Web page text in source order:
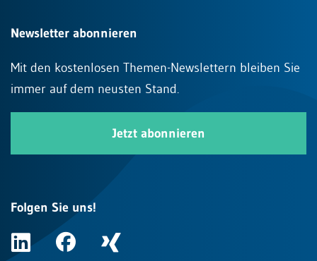
Newsletter abonnieren
Mit den kostenlosen Themen-Newslettern bleiben Sie
immer auf dem neusten Stand.
Jetzt abonnieren
Folgen Sie uns!